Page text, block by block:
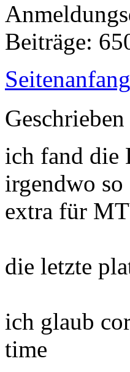
Beiträge:
Seitenanfang
ich fand die
irgendwo
extra für
die letzte
ich glaub
time